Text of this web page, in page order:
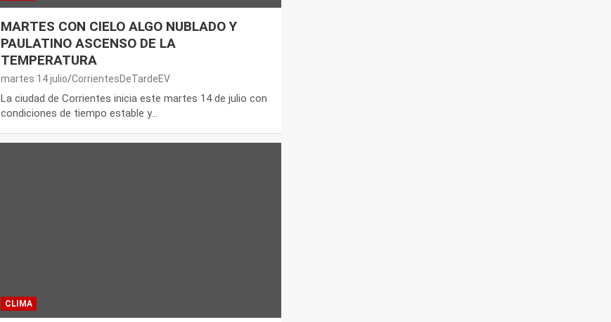
MARTES CON CIELO ALGO NUBLADO Y
PAULATINO ASCENSO DE LA
TEMPERATURA
martes 14 julio CorrientesDeTardeEV
La ciudad de Corrientes inicia este martes 14 de julio con
condiciones de tiempo estable y…
CLIMA